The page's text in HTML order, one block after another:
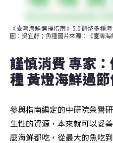
《臺灣海鮮選擇指南》5.0調整多種
圖：吳宜靜；魚種圖片來源：《臺灣海
謹慎消費 專家
種 黃燈海鮮過
參與指南編定的中研院榮譽
生性的資源，本來就可以妥
麼海鮮都吃，從最大的魚吃